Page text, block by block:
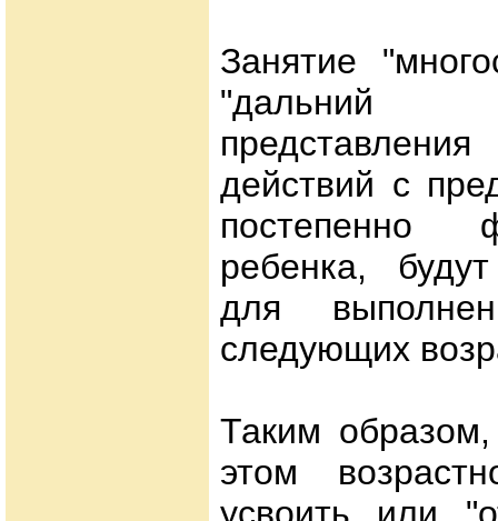
Занятие
"дальний
действий с
постепенно
ребенка,
для
следующих
Таким
этом